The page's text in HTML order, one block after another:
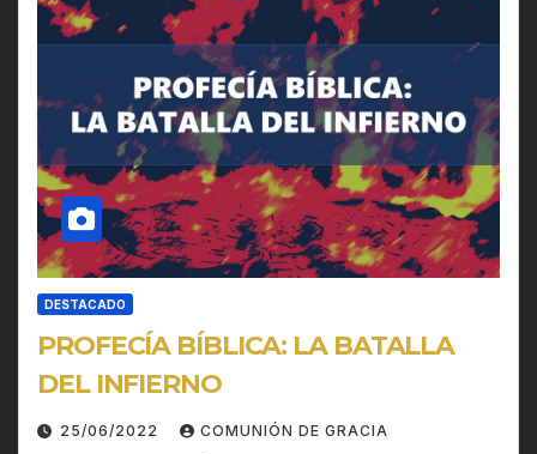
DESTACADO
PROFECÍA BÍBLICA: LA BATALLA
DEL INFIERNO
25/06/2022 COMUNIÓN DE GRACIA